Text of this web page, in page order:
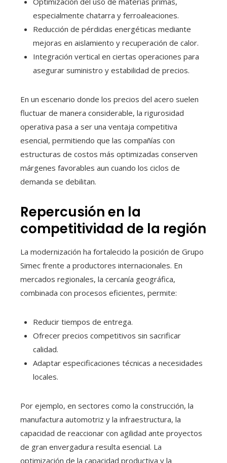
especialmente chatarra y ferroaleaciones.
Reducción de pérdidas energéticas mediante
mejoras en aislamiento y recuperación de calor.
Integración vertical en ciertas operaciones para
asegurar suministro y estabilidad de precios.
En un escenario donde los precios del acero suelen
fluctuar de manera considerable, la rigurosidad
operativa pasa a ser una ventaja competitiva
esencial, permitiendo que las compañías con
estructuras de costos más optimizadas conserven
márgenes favorables aun cuando los ciclos de
demanda se debilitan.
Repercusión en la
competitividad de la región
La modernización ha fortalecido la posición de Grupo
Simec frente a productores internacionales. En
mercados regionales, la cercanía geográfica,
combinada con procesos eficientes, permite:
Reducir tiempos de entrega.
Ofrecer precios competitivos sin sacrificar
calidad.
Adaptar especificaciones técnicas a necesidades
locales.
Por ejemplo, en sectores como la construcción, la
manufactura automotriz y la infraestructura, la
capacidad de reaccionar con agilidad ante proyectos
de gran envergadura resulta esencial. La
optimización de la capacidad productiva y la